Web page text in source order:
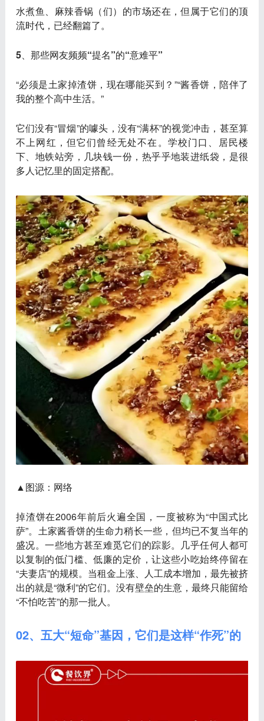
水煮鱼、麻辣香锅（们）的市场还在，但 属于它们的顶
流时代，已经翻篇了。
5、那些网友频频“提名”的“意难平”
“必须是土家掉渣饼，现在哪能买到？”“酱香饼，陪伴了
我的整个高中生活。”
它们没有“冒烟”的噱头，没有“满杯”的视觉冲击，甚至算
不上网红，但它们曾经无处不在。学校门口、居民楼
下、地铁站旁，几块钱一份，热乎乎地装进纸袋，是很
多人记忆里的固定搭配。
▲图源：网络
掉渣饼在2006年前后火遍全国，一度被称为“中国式比
萨”。土家酱香饼的生命力稍长一些，但均已不复当年的
盛况。一些地方甚至难觅它们的踪影。几乎任何人都可
以复制的低门槛、低廉的定价，让这些小吃始终停留在
“夫妻店”的规模。当租金上涨、人工成本增加，最先被挤
出的就是“微利”的它们。没有壁垒的生意，最终只能留给
“不怕吃苦”的那一批人。
02、五大“短命”基因，它们是这样“作死”的